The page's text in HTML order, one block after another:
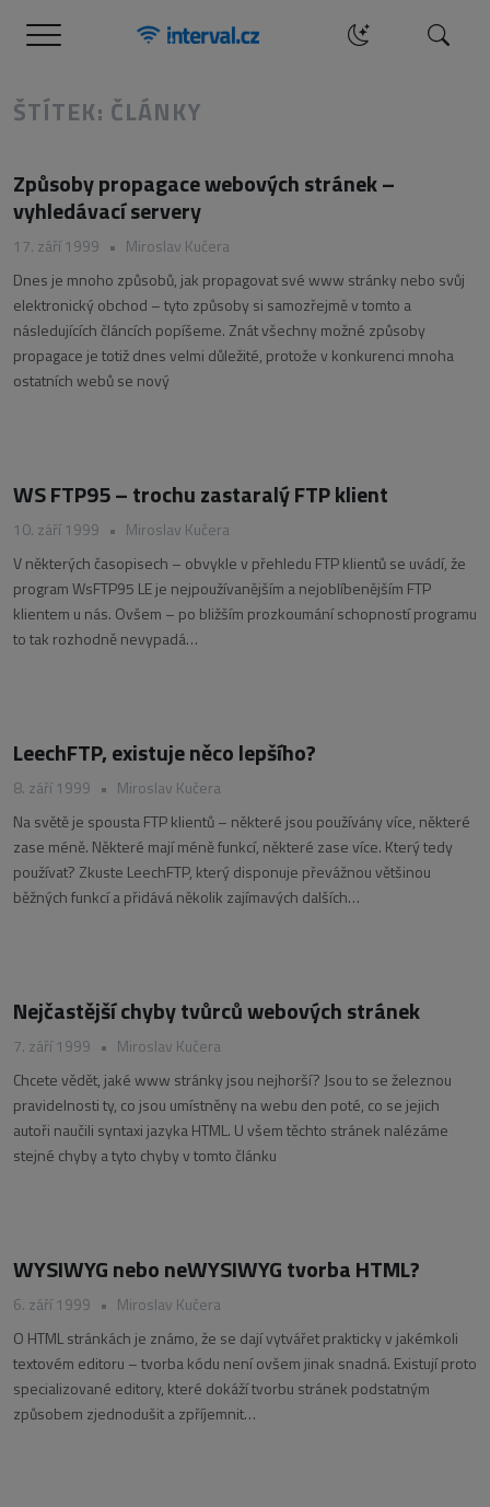
Menu Hledat
ŠTÍTEK: ČLÁNKY
Způsoby propagace webových stránek –
vyhledávací servery
17. září 1999 • Miroslav Kučera
Dnes je mnoho způsobů, jak propagovat své www stránky nebo svůj
elektronický obchod – tyto způsoby si samozřejmě v tomto a
následujících článcích popíšeme. Znát všechny možné způsoby
propagace je totiž dnes velmi důležité, protože v konkurenci mnoha
ostatních webů se nový
WS FTP95 – trochu zastaralý FTP klient
10. září 1999 • Miroslav Kučera
V některých časopisech – obvykle v přehledu FTP klientů se uvádí, že
program WsFTP95 LE je nejpoužívanějším a nejoblíbenějším FTP
klientem u nás. Ovšem – po bližším prozkoumání schopností programu
to tak rozhodně nevypadá…
LeechFTP, existuje něco lepšího?
8. září 1999 • Miroslav Kučera
Na světě je spousta FTP klientů – některé jsou používány více, některé
zase méně. Některé mají méně funkcí, některé zase více. Který tedy
používat? Zkuste LeechFTP, který disponuje převážnou většinou
běžných funkcí a přidává několik zajímavých dalších…
Nejčastější chyby tvůrců webových stránek
7. září 1999 • Miroslav Kučera
Chcete vědět, jaké www stránky jsou nejhorší? Jsou to se železnou
pravidelnosti ty, co jsou umístněny na webu den poté, co se jejich
autoři naučili syntaxi jazyka HTML. U všem těchto stránek nalézáme
stejné chyby a tyto chyby v tomto článku
WYSIWYG nebo neWYSIWYG tvorba HTML?
6. září 1999 • Miroslav Kučera
O HTML stránkách je známo, že se dají vytvářet prakticky v jakémkoli
textovém editoru – tvorba kódu není ovšem jinak snadná. Existují proto
specializované editory, které dokáží tvorbu stránek podstatným
způsobem zjednodušit a zpříjemnit…